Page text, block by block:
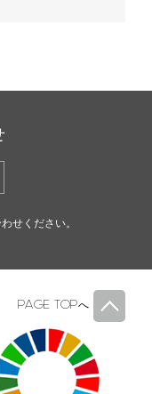
せください。
PAGE TOPへ